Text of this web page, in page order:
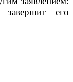
завершит его